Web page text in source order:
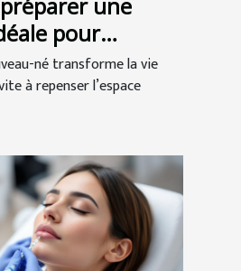
pour
bébé ?né transforme la vie
à repenser l’espace